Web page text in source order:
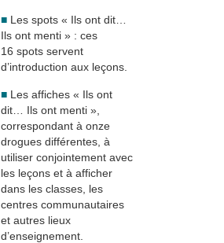
■ Les spots « Ils ont dit…
Ils ont menti » : ces
16 spots servent
d’introduction aux leçons.
■ Les affiches « Ils ont
dit… Ils ont menti »,
correspondant à onze
drogues différentes, à
utiliser conjointement avec
les leçons et à afficher
dans les classes, les
centres communautaires
et autres lieux
d’enseignement.